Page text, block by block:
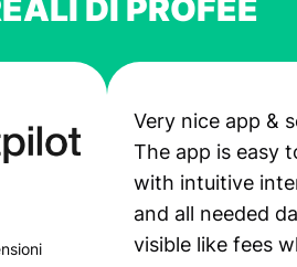
DI PROFEE
Very nice app &
The app is easy
with intuitive
and all needed
visible like fees